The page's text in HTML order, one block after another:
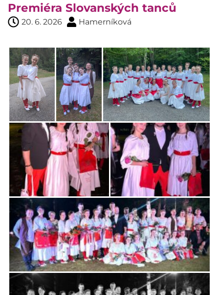
Premiéra Slovanských tanců
20. 6. 2026 Hamerníková